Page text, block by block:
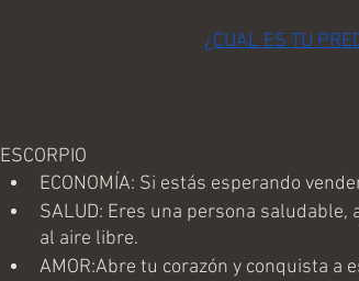
¿CUAL ES TU
ESCORPIO
ECONOMÍA: Si estás esperando
SALUD: Eres una persona
al aire libre.
AMOR:Abre tu corazón y conquista a